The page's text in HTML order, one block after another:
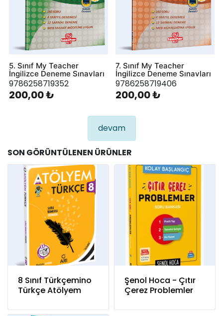
5. Sınıf My Teacher
İngilizce Deneme Sınavları
9786258719352
200,00 ₺
7. Sınıf My Teacher
İngilizce Deneme Sınavları
9786258719406
200,00 ₺
devam
SON GÖRÜNTÜLENEN ÜRÜNLER
8 Sınıf Türkçemino
Türkçe Atölyem
Şenol Hoca - Çıtır
Çerez Problemler